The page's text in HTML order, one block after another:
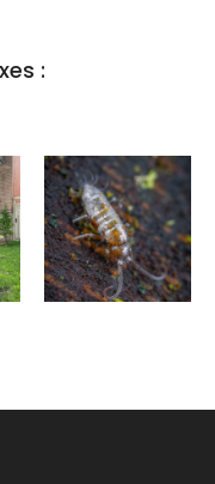
:
des liens